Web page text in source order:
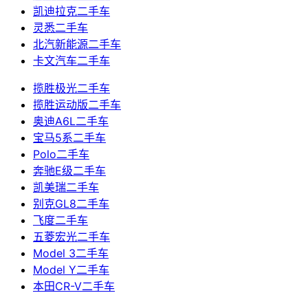
凯迪拉克二手车
灵悉二手车
北汽新能源二手车
卡文汽车二手车
揽胜极光二手车
揽胜运动版二手车
奥迪A6L二手车
宝马5系二手车
Polo二手车
奔驰E级二手车
凯美瑞二手车
别克GL8二手车
飞度二手车
五菱宏光二手车
Model 3二手车
Model Y二手车
本田CR-V二手车